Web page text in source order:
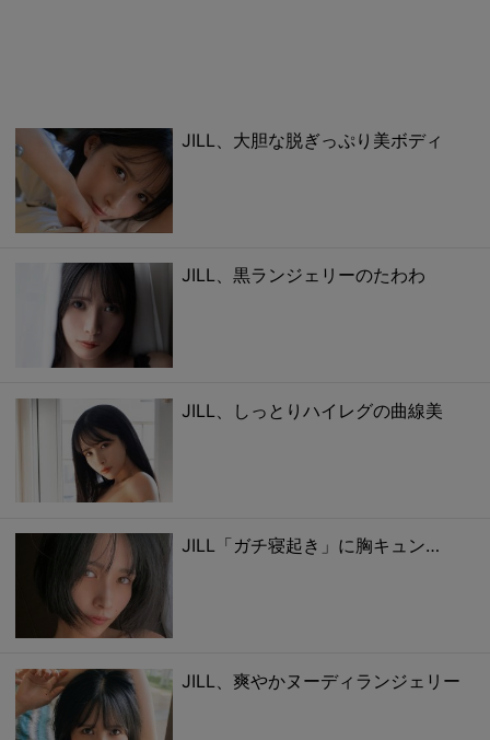
JILL、大胆な脱ぎっぷり美ボディ
JILL、黒ランジェリーのたわわ
JILL、しっとりハイレグの曲線美
JILL「ガチ寝起き」に胸キュン…
JILL、爽やかヌーディランジェリー